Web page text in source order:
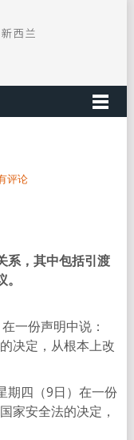
评论
系，其中包括引渡
一份声明中说：
决定，从根本上改
期四（9日）在一份
家安全法的决定，